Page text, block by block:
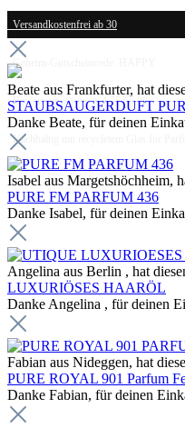
Versandkostenfrei ab 30
Geheim-Gutscheincode: HAPPY
Bewertung ⭐⭐⭐⭐⭐ 4.75 / 5.00
Nachhaltig mit recycletem Glas für
Beate aus Frankfurter, hat
STAUBSAUGERDUFT
Danke Beate, für deinen
Isabel aus Margetshöchheim,
PURE FM PARFUM 436
Danke Isabel, für deinen
Angelina aus Berlin , hat
LUXURIÖSES HAARÖL
Danke Angelina , für deinen
Fabian aus Nideggen, hat
PURE ROYAL 901 Parfum
Danke Fabian, für deinen